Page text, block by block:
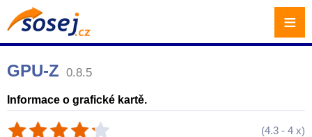
GPU-Z 0.8.5
Informace o grafické kartě.
(4.3 - 4 x)
≡